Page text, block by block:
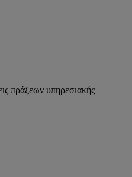
πράξεων υπηρεσιακής